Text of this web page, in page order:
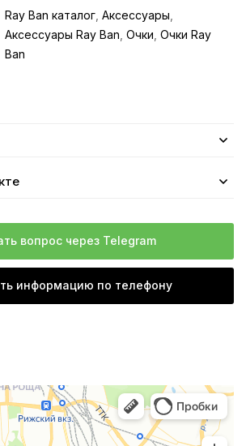
Ray Ban каталог Аксессуары
Аксессуары Ray Ban Очки Очки Ray
Ban
вопрос через Telegram
информацию по телефону